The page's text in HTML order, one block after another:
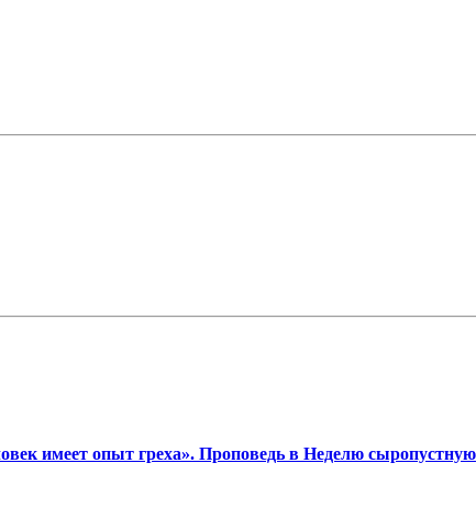
имеет опыт греха». Проповедь в Неделю сыропустную